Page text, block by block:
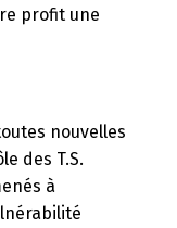
profit une
nouvelles
des T.S.
à